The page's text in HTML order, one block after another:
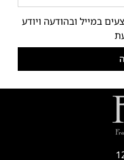
במייל ובהודעה ויודע